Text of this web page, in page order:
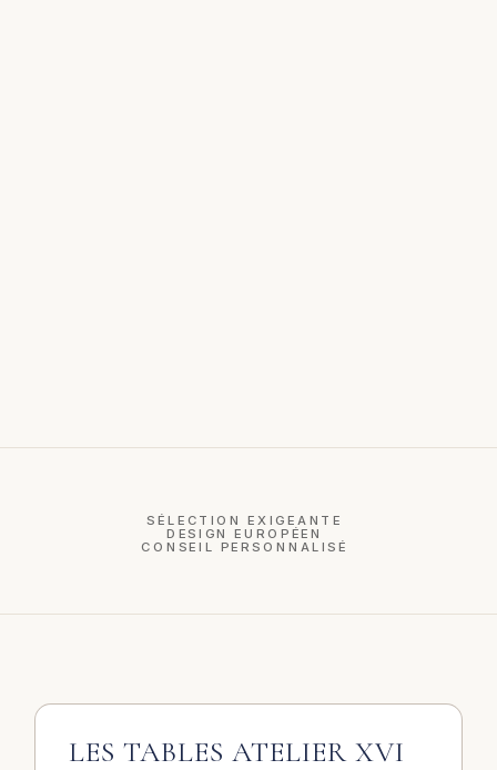
SÉLECTION EXIGEANTE
DESIGN EUROPÉEN
CONSEIL PERSONNALISÉ
LES TABLES ATELIER XVI